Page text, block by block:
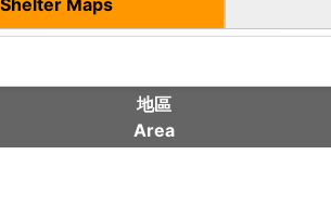
Maps
地區
Area